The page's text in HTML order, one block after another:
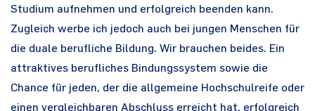
Studium aufnehmen und erfolgreich beenden kann.
Zugleich werbe ich jedoch auch bei jungen Menschen für
die duale berufliche Bildung. Wir brauchen beides. Ein
attraktives berufliches Bindungssystem sowie die
Chance für jeden, der die allgemeine Hochschulreife oder
einen vergleichbaren Abschluss erreicht hat, erfolgreich